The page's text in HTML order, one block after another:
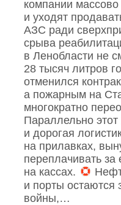
компании
и уходят
АЗС ради
срыва
в Ленобласти не
28 тысяч литров
отменился
а пожарным на
многократно
Параллельно
и дорогая
на прилавках,
переплачивать
на кассах.
и порты остаются
войны,…